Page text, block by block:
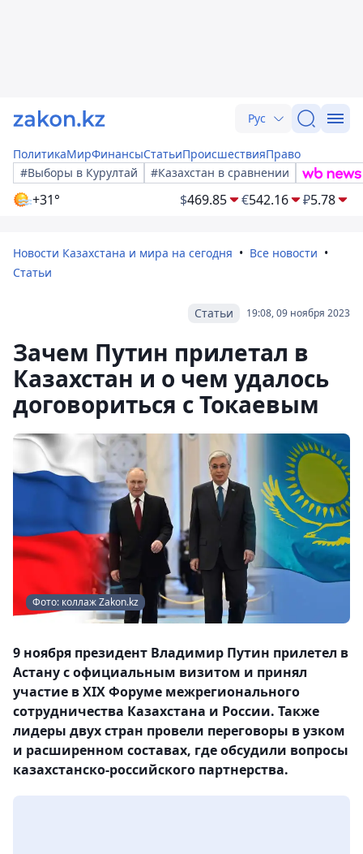
Рус
ПолитикаМирФинансыСтатьиПроисшествияПраво
#Выборы в Курултай
#Казахстан в сравнении
+31° $469.85 €542.16 ₽5.78
Новости Казахстана и мира на сегодня
Все новости
Статьи
19:08, 09 ноября 2023
Статьи
Зачем Путин прилетал в
Казахстан и о чем удалось
договориться с Токаевым
Фото: коллаж Zakon.kz
9 ноября президент Владимир Путин прилетел в
Астану с официальным визитом и принял
участие в XIX Форуме межрегионального
сотрудничества Казахстана и России. Также
лидеры двух стран провели переговоры в узком
и расширенном составах, где обсудили вопросы
казахстанско-российского партнерства.